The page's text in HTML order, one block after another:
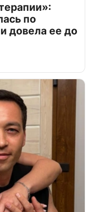
по
довела ее до